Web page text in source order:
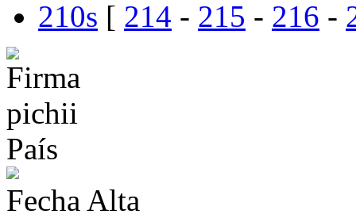
210s [ 214 - 215 - 216 -
País
Fecha Alta